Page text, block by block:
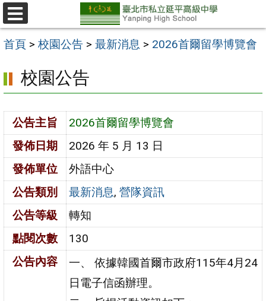
跳
至
主
容
區
選
單
首頁 > 校園公告 > 最新消息 > 2026首爾留學博覽會
校園公告
公告主旨
2026首爾留學博覽會
發佈日期
2026 年 5 月 13 日
發佈單位
外語中心
公告類別
最新消息,營隊資訊
公告等級
轉知
點閱次數
130
公告內容
一、 依據韓國首爾市政府115年4月24
日電子信函辦理。